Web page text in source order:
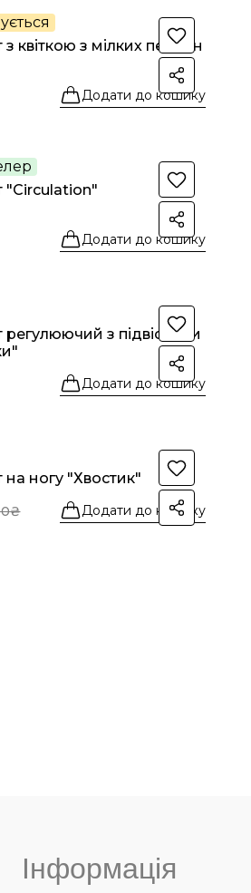
з квіткою з мілких перлин
Додати до кошику
"Circulation"
Додати до кошику
регулюючий з підвісками
Додати до кошику
на ногу "Хвостик"
Додати до кошику
Інформація